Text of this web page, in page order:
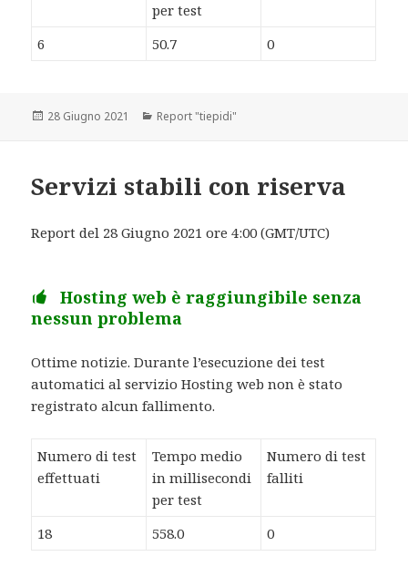
per test
6 50.7 0
Scritto
28 Giugno 2021 Categorie
Report "tiepidi"
Servizi stabili con riserva
Report del 28 Giugno 2021 ore 4:00 (GMT/UTC)
Hosting web è raggiungibile senza
nessun problema
Ottime notizie. Durante l’esecuzione dei test
automatici al servizio Hosting web non è stato
registrato alcun fallimento.
Numero di test
effettuati
Tempo medio
in millisecondi
per test
Numero di test
falliti
18 558.0 0